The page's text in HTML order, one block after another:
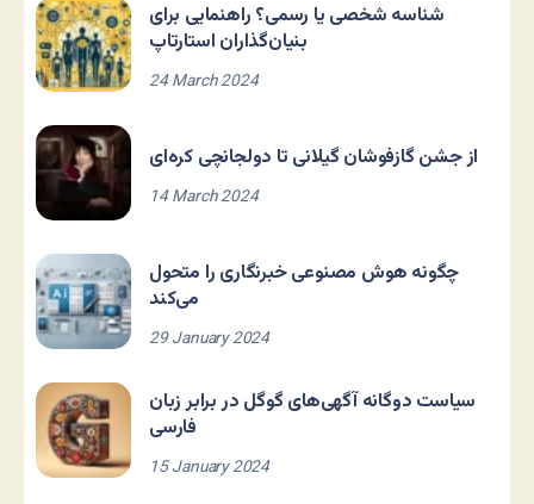
شناسه شخصی یا رسمی؟ راهنمایی برای
بنیان‌گذاران استارتاپ
24 March 2024
از جشن گازفوشان گیلانی تا دولجانچی کره‌ای
14 March 2024
چگونه هوش مصنوعی خبرنگاری را متحول
می‌کند
29 January 2024
سیاست دوگانه آگهی‌های گوگل در برابر زبان
فارسی
15 January 2024